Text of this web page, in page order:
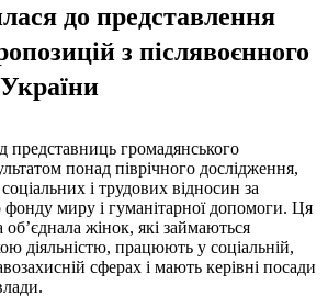
до представлення
з післявоєнного
представниць громадянського
понад піврічного дослідження,
і трудових відносин за
миру і гуманітарної допомоги. Ця
жінок, які займаються
діяльністю, працюють у соціальній,
сферах і мають керівні посади